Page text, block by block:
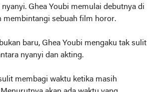
Ghea Youbi memulai debutnya di
membintangi sebuah film horor.
baru, Ghea Youbi mengaku tak sulit
nyanyi dan akting.
membagi waktu ketika masih